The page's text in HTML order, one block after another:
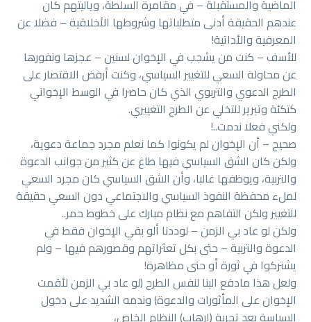
الماضية والمستقبلة – في مقامرة السلطة، وياليتهم كان
عندهم الحقيقة أدنى متطلباتها وشروطها الأخلاقية – فضلا عن
المعرفية والأداتية!
للأسف – كنت من يشجب في الإخوان لسنين – عجزها ونفورها
عن محاولة السعي للتغيير السياسي، وكنت أرفض الاقتصار على
الطرح الدعوي والتربوي الذي كان حاضرا في الوسط الإخواني
كتكئة وتبرير للتخلي عن الطرح التغييري.
ولكني فعلا ندمت..!
صحيح – أن الإخوان لم يكونوا كما نعلم مجرد جماعة دعوية،
ولكن كان الشق السياسي فيها طاغ عن كثير من جوانب الدعوة
والتربية، ويوظفها غالبا، وأن الشق السياسي كان مجرد السعي
لملء محفظة النفوذ السياسي والاجتماعي دون السعي حقيقة
للتغيير ولكن التفاهم مع نظام مبارك على خطوط حمر..
ولكن لو عاد بي الزمن – لوددنا ألو بقي الإخوان فقط في
الدعوة والتربية – حتى بكل تعثراتهم وقصورهم فيها – ولم
يشتركوا في ثورة أو حتى مظاهرة!
ولعل هذا مادفع البنا لنفس الطرح (لو عاد بي الزمن لأقمت
الإخوان على المأثورات والدعوة) وندمه الشديد على دخول
السياسة بعد تجربة (إرهاب) النظام الخاص،